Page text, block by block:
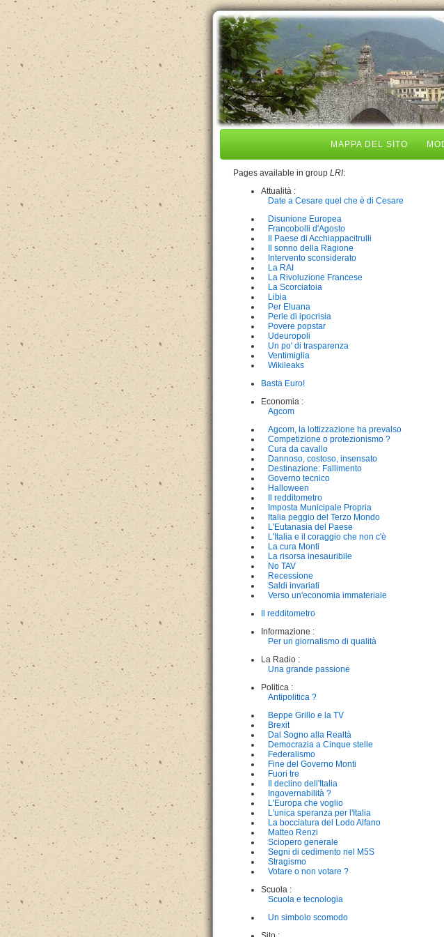
MAPPA DEL SITO
Pages available in group LRI:
Attualità :
Date a Cesare quel che è di Cesare
Disunione Europea
Francobolli d'Agosto
Il Paese di Acchiappacitrulli
Il sonno della Ragione
Intervento sconsiderato
La RAI
La Rivoluzione Francese
La Scorciatoia
Libia
Per Eluana
Perle di ipocrisia
Povere popstar
Udeuropoli
Un po' di trasparenza
Ventimiglia
Wikileaks
Basta Euro!
Economia :
Agcom
Agcom, la lottizzazione ha prevalso
Competizione o protezionismo ?
Cura da cavallo
Dannoso, costoso, insensato
Destinazione: Fallimento
Governo tecnico
Halloween
Il redditometro
Imposta Municipale Propria
Italia peggio del Terzo Mondo
L'Eutanasia del Paese
L'Italia e il coraggio che non c'è
La cura Monti
La risorsa inesauribile
No TAV
Recessione
Saldi invariati
Verso un'economia immateriale
Il redditometro
Informazione :
Per un giornalismo di qualità
La Radio :
Una grande passione
Politica :
Antipolitica ?
Beppe Grillo e la TV
Brexit
Dal Sogno alla Realtà
Democrazia a Cinque stelle
Federalismo
Fine del Governo Monti
Fuori tre
Il declino dell'Italia
Ingovernabilità ?
L'Europa che voglio
L'unica speranza per l'Italia
La bocciatura del Lodo Alfano
Matteo Renzi
Sciopero generale
Segni di cedimento nel M5S
Stragismo
Votare o non votare ?
Scuola :
Scuola e tecnologia
Un simbolo scomodo